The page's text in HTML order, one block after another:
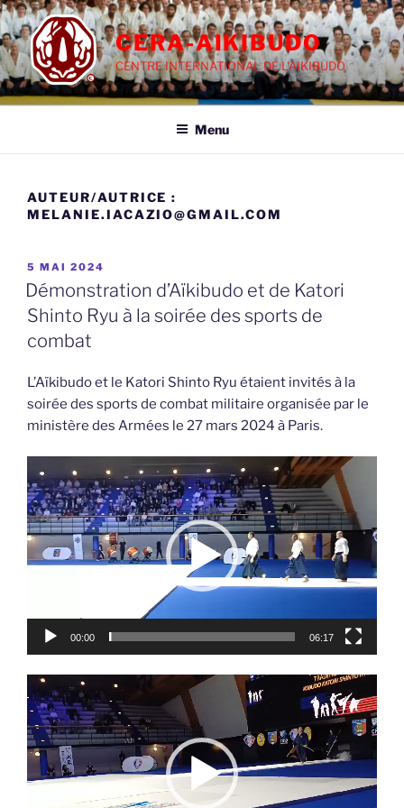
Aller
au
contenu
principal
CERA-AIKIBUDO
CENTRE INTERNATIONAL DE L'AIKIBUDO
Menu
AUTEUR/AUTRICE :
MELANIE.IACAZIO@GMAIL.COM
PUBLIÉ
LE
5 MAI 2024
Démonstration d’Aïkibudo et de Katori
Shinto Ryu à la soirée des sports de
combat
L’Aïkibudo et le Katori Shinto Ryu étaient invités à la
soirée des sports de combat militaire organisée par le
ministère des Armées le 27 mars 2024 à Paris.
Lecteur
vidéo
00:00 06:17
Lecteur
vidéo